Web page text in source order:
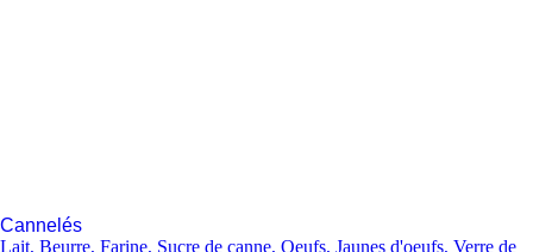
Cannelés
Lait, Beurre, Farine, Sucre de canne, Oeufs, Jaunes d'oeufs, Verre de